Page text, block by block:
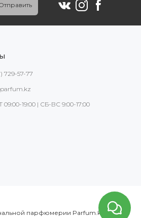
729-57-77
19:00 | СБ-ВС 9:00-17:00
парфюмерии Parfum.kz